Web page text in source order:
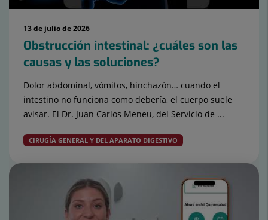
13 de julio de 2026
Obstrucción intestinal: ¿cuáles son las
causas y las soluciones?
Dolor abdominal, vómitos, hinchazón… cuando el
intestino no funciona como debería, el cuerpo suele
avisar. El Dr. Juan Carlos Meneu, del Servicio de ...
CIRUGÍA GENERAL Y DEL APARATO DIGESTIVO